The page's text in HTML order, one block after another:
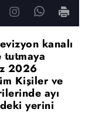
kanalı
tutmaya
2026
Kişiler ve
ayı
yerini